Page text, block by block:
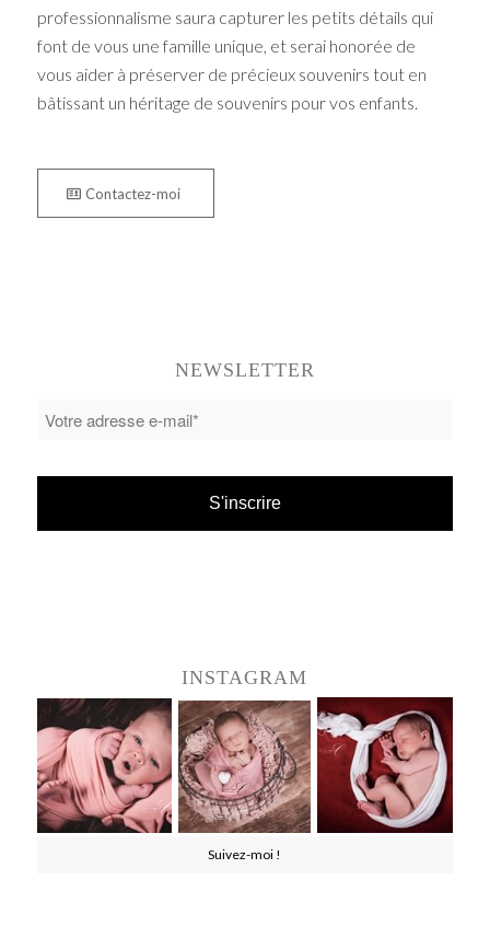
professionnalisme saura capturer les petits détails qui
font de vous une famille unique, et serai honorée de
vous aider à préserver de précieux souvenirs tout en
bâtissant un héritage de souvenirs pour vos enfants.
Contactez-moi
NEWSLETTER
INSTAGRAM
Suivez-moi !